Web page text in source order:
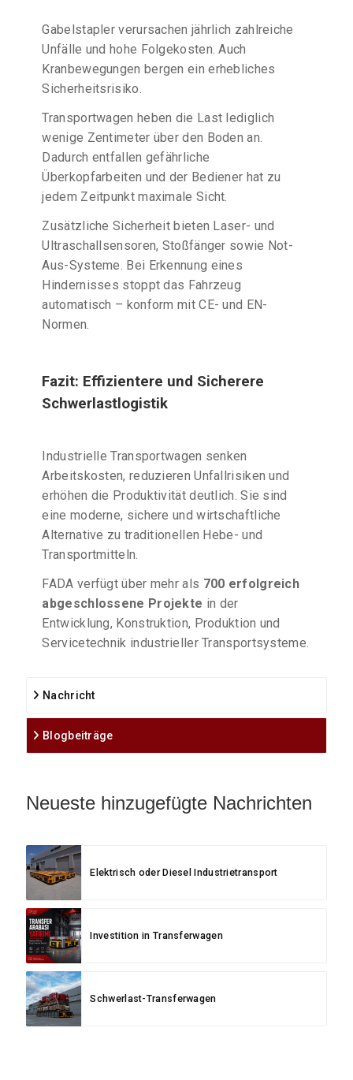
Gabelstapler verursachen jährlich zahlreiche
Unfälle und hohe Folgekosten. Auch
Kranbewegungen bergen ein erhebliches
Sicherheitsrisiko.
Transportwagen heben die Last lediglich
wenige Zentimeter über den Boden an.
Dadurch entfallen gefährliche
Überkopfarbeiten und der Bediener hat zu
jedem Zeitpunkt maximale Sicht.
Zusätzliche Sicherheit bieten Laser- und
Ultraschallsensoren, Stoßfänger sowie Not-
Aus-Systeme. Bei Erkennung eines
Hindernisses stoppt das Fahrzeug
automatisch – konform mit CE- und EN-
Normen.
Fazit: Effizientere und Sicherere
Schwerlastlogistik
Industrielle Transportwagen senken
Arbeitskosten, reduzieren Unfallrisiken und
erhöhen die Produktivität deutlich. Sie sind
eine moderne, sichere und wirtschaftliche
Alternative zu traditionellen Hebe- und
Transportmitteln.
FADA verfügt über mehr als 700 erfolgreich
abgeschlossene Projekte in der
Entwicklung, Konstruktion, Produktion und
Servicetechnik industrieller Transportsysteme.
Nachricht
Blogbeiträge
Neueste hinzugefügte Nachrichten
Elektrisch oder Diesel Industrietransport
Investition in Transferwagen
Schwerlast-Transferwagen